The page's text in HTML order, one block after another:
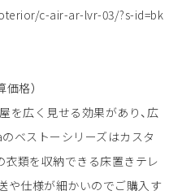
c-air-ar-lvr-03/?s-id=bk
価格）
を広く見せる効果があり、広
ベストーシリーズはカスタ
類を収納できる床置きテレ
や仕様が細かいのでご購入す